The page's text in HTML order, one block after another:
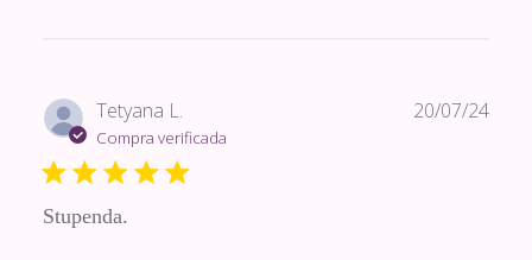
Tetyana L.
Compra verificada
Stupenda.
20/07/24